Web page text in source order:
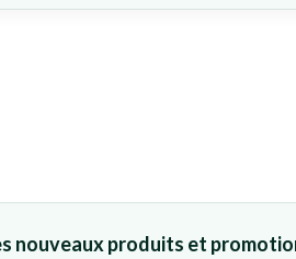
nouveaux produits et